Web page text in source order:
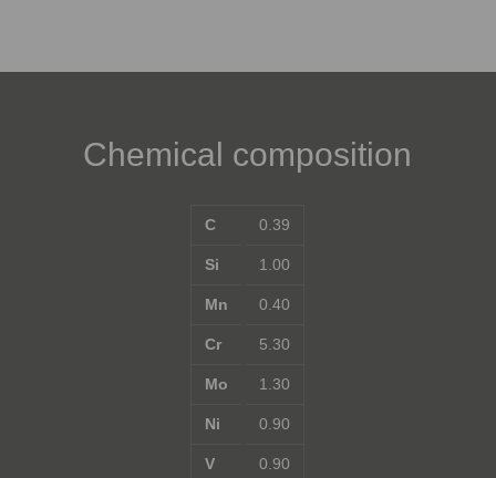
Chemical composition
C
Si
Mn
Cr
Mo
Ni
V
0.39
1.00
0.40
5.30
1.30
0.90
0.90